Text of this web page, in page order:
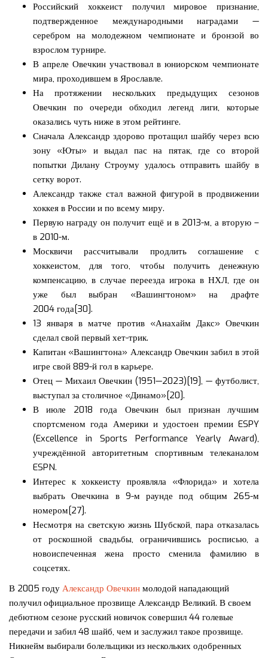
Российский хоккеист получил мировое признание,
подтвержденное международными наградами —
серебром на молодежном чемпионате и бронзой во
взрослом турнире.
В апреле Овечкин участвовал в юниорском чемпионате
мира, проходившем в Ярославле.
На протяжении нескольких предыдущих сезонов
Овечкин по очереди обходил легенд лиги, которые
оказались чуть ниже в этом рейтинге.
Сначала Александр здорово протащил шайбу через всю
зону «Юты» и выдал пас на пятак, где со второй
попытки Дилану Строуму удалось отправить шайбу в
сетку ворот.
Александр также стал важной фигурой в продвижении
хоккея в России и по всему миру.
Первую награду он получит ещё и в 2013-м, а вторую –
в 2010-м.
Москвичи рассчитывали продлить соглашение с
хоккеистом, для того, чтобы получить денежную
компенсацию, в случае переезда игрока в НХЛ, где он
уже был выбран «Вашингтоном» на драфте
2004 года[30].
13 января в матче против «Анахайм Дакс» Овечкин
сделал свой первый хет-трик.
Капитан «Вашингтона» Александр Овечкин забил в этой
игре свой 889-й гол в карьере.
Отец — Михаил Овечкин (1951—2023)[19], — футболист,
выступал за столичное «Динамо»[20].
В июле 2018 года Овечкин был признан лучшим
спортсменом года Америки и удостоен премии ESPY
(Excellence in Sports Performance Yearly Award),
учреждённой авторитетным спортивным телеканалом
ESPN.
Интерес к хоккеисту проявляла «Флорида» и хотела
выбрать Овечкина в 9-м раунде под общим 265-м
номером[27].
Несмотря на светскую жизнь Шубской, пара отказалась
от роскошной свадьбы, ограничившись росписью, а
новоиспеченная жена просто сменила фамилию в
соцсетях.
В 2005 году Александр Овечкин молодой нападающий
получил официальное прозвище Александр Великий. В своем
дебютном сезоне русский новичок совершил 44 голевые
передачи и забил 48 шайб, чем и заслужил такое прозвище.
Никнейм выбирали болельщики из нескольких одобренных